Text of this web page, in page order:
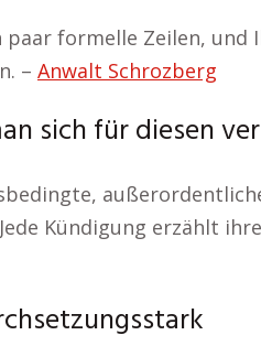
paar formelle Zeilen,
– Anwalt Schrozberg
sich für diesen
Kündigung erzählt